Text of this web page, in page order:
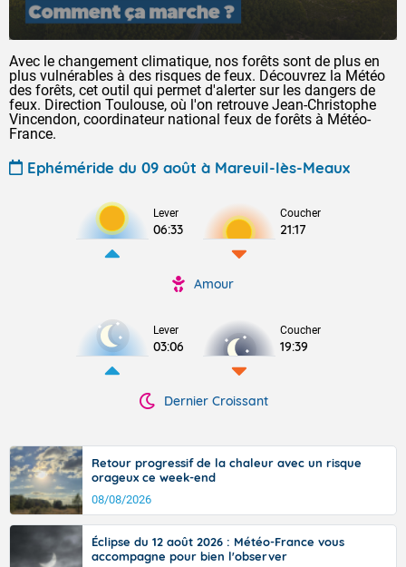
Avec le changement climatique, nos forêts sont de plus en
plus vulnérables à des risques de feux. Découvrez la Météo
des forêts, cet outil qui permet d'alerter sur les dangers de
feux. Direction Toulouse, où l'on retrouve Jean-Christophe
Vincendon, coordinateur national feux de forêts à Météo-
France.
Ephéméride du 09 août à Mareuil-lès-Meaux
Lever
06:33
Coucher
21:17
Amour
Lever
03:06
Coucher
19:39
Dernier Croissant
Retour progressif de la chaleur avec un risque
orageux ce week-end
08/08/2026
Éclipse du 12 août 2026 : Météo-France vous
accompagne pour bien l'observer